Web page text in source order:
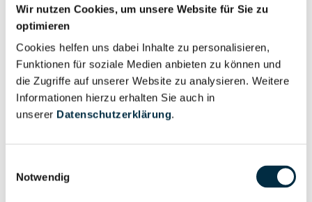
Wir nutzen Cookies, um unsere Website für Sie zu
optimieren
Cookies helfen uns dabei Inhalte zu personalisieren,
Funktionen für soziale Medien anbieten zu können und
die Zugriffe auf unserer Website zu analysieren. Weitere
Informationen hierzu erhalten Sie auch in
unserer Datenschutzerklärung.
Notwendig
Gesellschafterstruktur
Vollständiges
Unternehmensprofil
anfragen